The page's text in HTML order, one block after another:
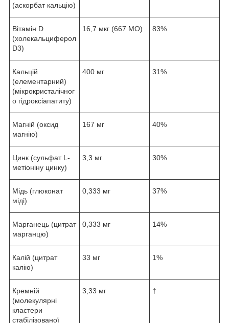
(аскорбат кальцію)
Вітамін D
(холекальциферол
D3)
16,7 мкг (667 МО) 83%
Кальцій
(елементарний)
(мікрокристалічног
о гідроксіапатиту)
400 мг 31%
Магній (оксид
магнію)
167 мг 40%
Цинк (сульфат L-
метіоніну цинку)
3,3 мг 30%
Мідь (глюконат
міді)
0,333 мг 37%
Марганець (цитрат
марганцю)
0,333 мг 14%
Калій (цитрат
калію)
33 мг 1%
Кремній
(молекулярні
кластери
стабілізованої
3,33 мг †